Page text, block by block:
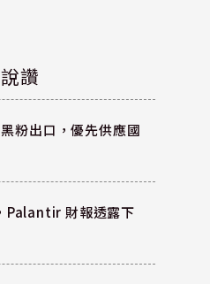
讚
粉出口，優先供應國
Palantir 財報透露下